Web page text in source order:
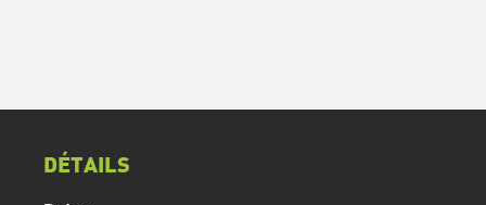
DÉTAILS